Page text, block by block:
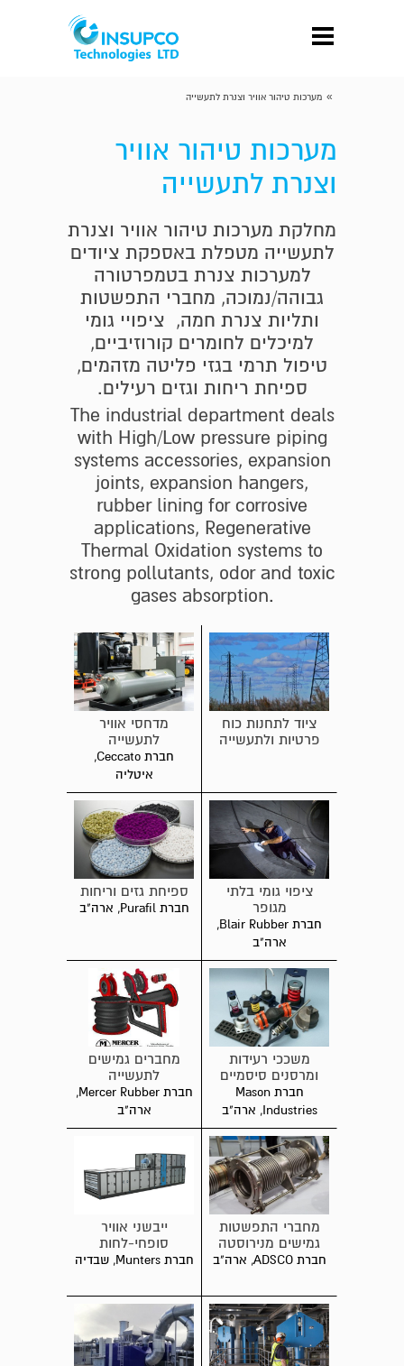
» מערכות טיהור אוויר וצנרת לתעשייה
מערכות טיהור אוויר
וצנרת לתעשייה
מחלקת מערכות טיהור אוויר וצנרת
לתעשייה מטפלת באספקת ציודים
למערכות צנרת בטמפרטורה
גבוהה/נמוכה, מחברי התפשטות
ותליות צנרת חמה, ציפויי גומי
למיכלים לחומרים קורוזיביים,
טיפול תרמי בגזי פליטה מזהמים,
ספיחת ריחות וגזים רעילים.
The industrial department deals
with High/Low pressure piping
systems accessories, expansion
joints, expansion hangers,
rubber lining for corrosive
applications, Regenerative
Thermal Oxidation systems to
strong pollutants, odor and toxic
gases absorption.
ציוד לתחנות כוח
פרטיות ולתעשייה
מדחסי אוויר
לתעשייה
חברת Ceccato,
איטליה
ציפוי גומי בלתי
מגופר
חברת Blair Rubber,
ארה"ב
ספיחת גזים וריחות
חברת Purafil, ארה"ב
משככי רעידות
ומרסנים סיסמיים
חברת Mason
Industries, ארה"ב
מחברים גמישים
לתעשייה
חברת Mercer Rubber,
ארה"ב
מחברי התפשטות
גמישים מנירוסטה
לצנרת כימיתחברת ADSCO, ארה"ב
ייבשני אוויר
סופחי-לחות
חברת Munters, שבדיה